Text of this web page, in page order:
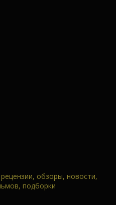
обзоры, новости,
подборки